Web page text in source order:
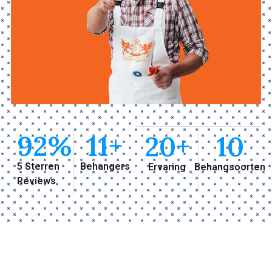
5 Sterren
Reviews
92%
Behangers
11+
Ervaring
20+
Behangsoorten
10